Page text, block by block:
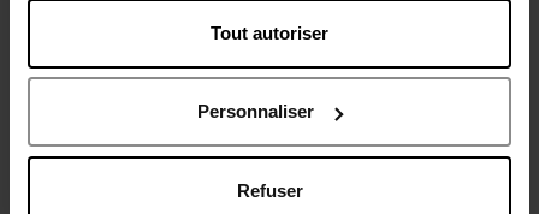
Tout autoriser
Personnaliser
Refuser
Avis client Politique relative aux avis des clients